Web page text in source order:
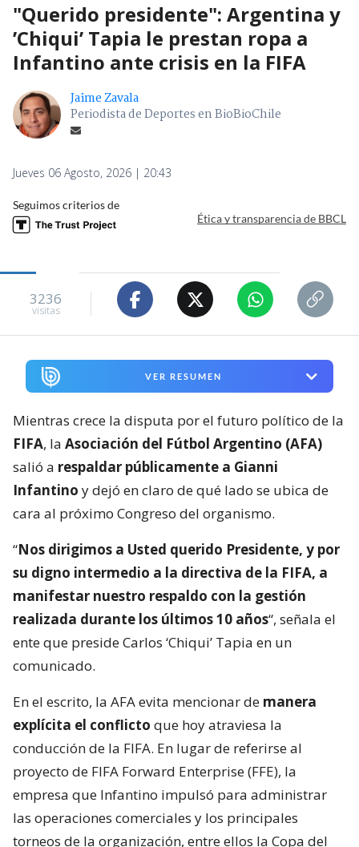
"Querido presidente": Argentina y
’Chiqui’ Tapia le prestan ropa a
Infantino ante crisis en la FIFA
Jaime Zavala
Periodista de Deportes en BioBioChile
Jueves 06 Agosto, 2026 | 20:43
Seguimos criterios de
Ética y transparencia de BBCL
3236
visitas
VER RESUMEN
Mientras crece la disputa por el futuro político de la
FIFA, la Asociación del Fútbol Argentino (AFA)
salió a respaldar públicamente a Gianni
Infantino y dejó en claro de qué lado se ubica de
cara al próximo Congreso del organismo.
“Nos dirigimos a Usted querido Presidente, y por
su digno intermedio a la directiva de la FIFA, a
manifestar nuestro respaldo con la gestión
realizada durante los últimos 10 años“, señala el
ente que preside Carlos ‘Chiqui’ Tapia en un
comunicado.
En el escrito, la AFA evita mencionar de manera
explícita el conflicto que hoy atraviesa la
conducción de la FIFA. En lugar de referirse al
proyecto de FIFA Forward Enterprise (FFE), la
empresa que Infantino impulsó para administrar
las operaciones comerciales y los principales
torneos de la organización, entre ellos la Copa del